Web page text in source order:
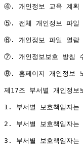
④. 개인정보 교육 계획
⑤. 전체 개인정보 파일
⑥. 개인정보 파일 열람
⑦. 개인정보보호 방침
⑧. 홈페이지 개인정보
제17조 부서별 개인정보
1. 부서별 보호책임자는
2. 부서별 보호책임자
3. 부서별 보호책임자